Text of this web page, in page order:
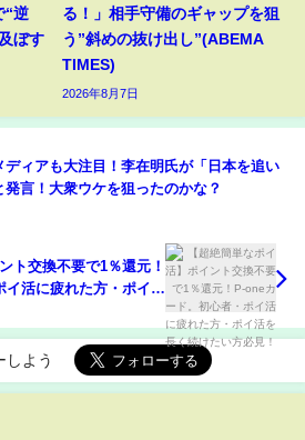
“逆
ぼす
る！」相手守備のギャップを狙
う”斜めの抜け出し”(ABEMA
TIMES)
2026年8月7日
ディアも大注目！李在明氏が「日本を追い
発言！大衆ウケを狙ったのかな？
ト交換不要で1％還元！
イ活に疲れた方・ポイ活
しよう